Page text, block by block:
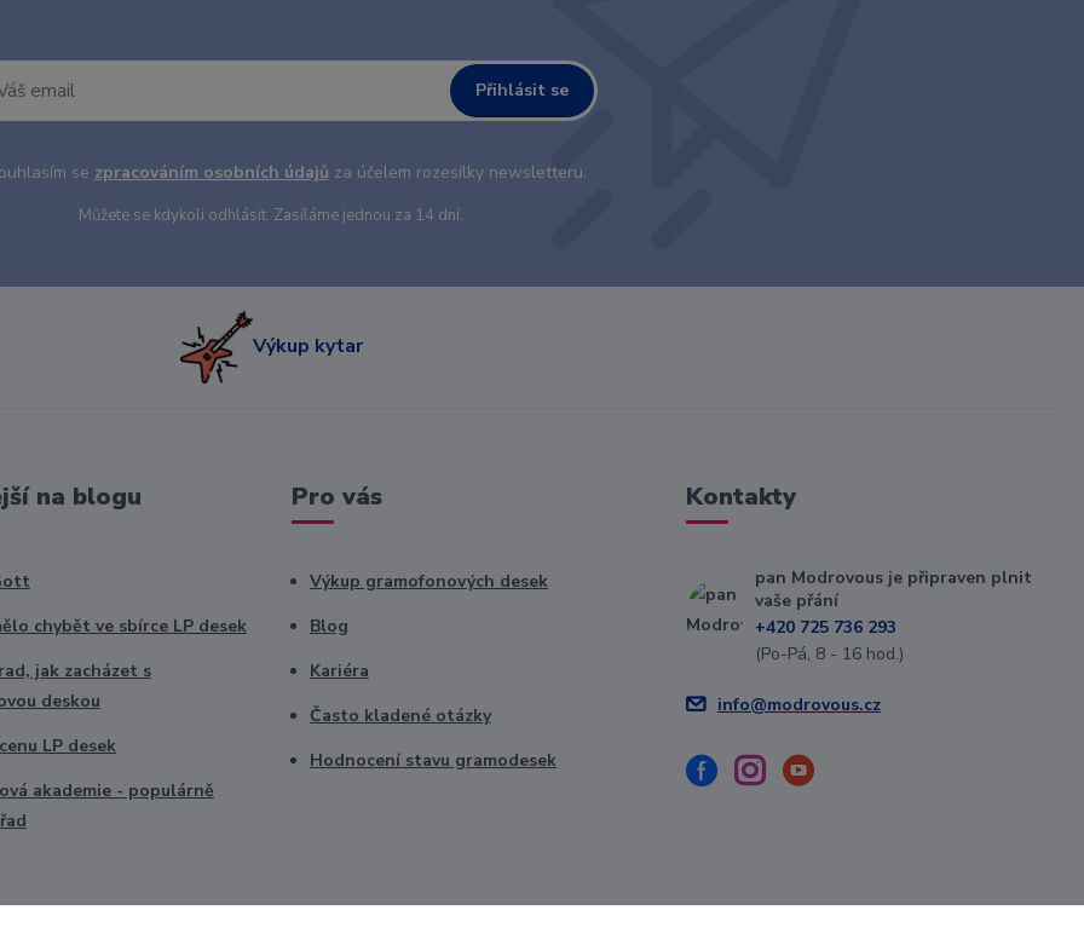
Přihlásit se
se zpracováním osobních údajů za účelem rozesílky newsletteru.
Můžete se kdykoli odhlásit. Zasíláme jednou za 14 dní.
Výkup kytar
na blogu
chybět ve sbírce LP desek
jak zacházet s
deskou
LP desek
akademie - populárně
Pro vás
Výkup gramofonových desek
Blog
Kariéra
Často kladené otázky
Hodnocení stavu gramodesek
Kontakty
pan Modrovous je připraven plnit
vaše přání
+420 725 736 293
(Po-Pá, 8 - 16 hod.)
info@modrovous.cz